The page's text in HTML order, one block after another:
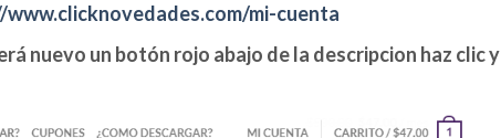
mi-cuenta
nuevo un botón rojo abajo de la descripcion haz clic y